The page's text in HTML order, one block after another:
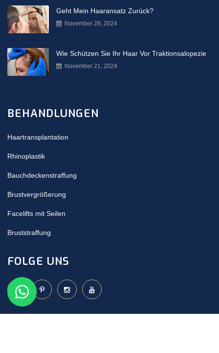
Geht Mein Haaransatz Zurück?
November 28, 2024
Wie Schützen Sie Ihr Haar Vor Traktionsalopezie
November 21, 2024
BEHANDLUNGEN
Haartransplantation
Rhinoplastik
Bauchdeckenstraffung
Brustvergrößerung
Facelifts mit Seilen
Bruststraffung
FOLGE UNS